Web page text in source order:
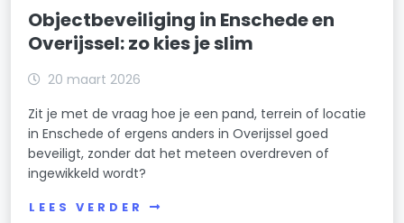
Objectbeveiliging in Enschede en
Overijssel: zo kies je slim
20 maart 2026
Zit je met de vraag hoe je een pand, terrein of locatie
in Enschede of ergens anders in Overijssel goed
beveiligt, zonder dat het meteen overdreven of
ingewikkeld wordt?
LEES VERDER